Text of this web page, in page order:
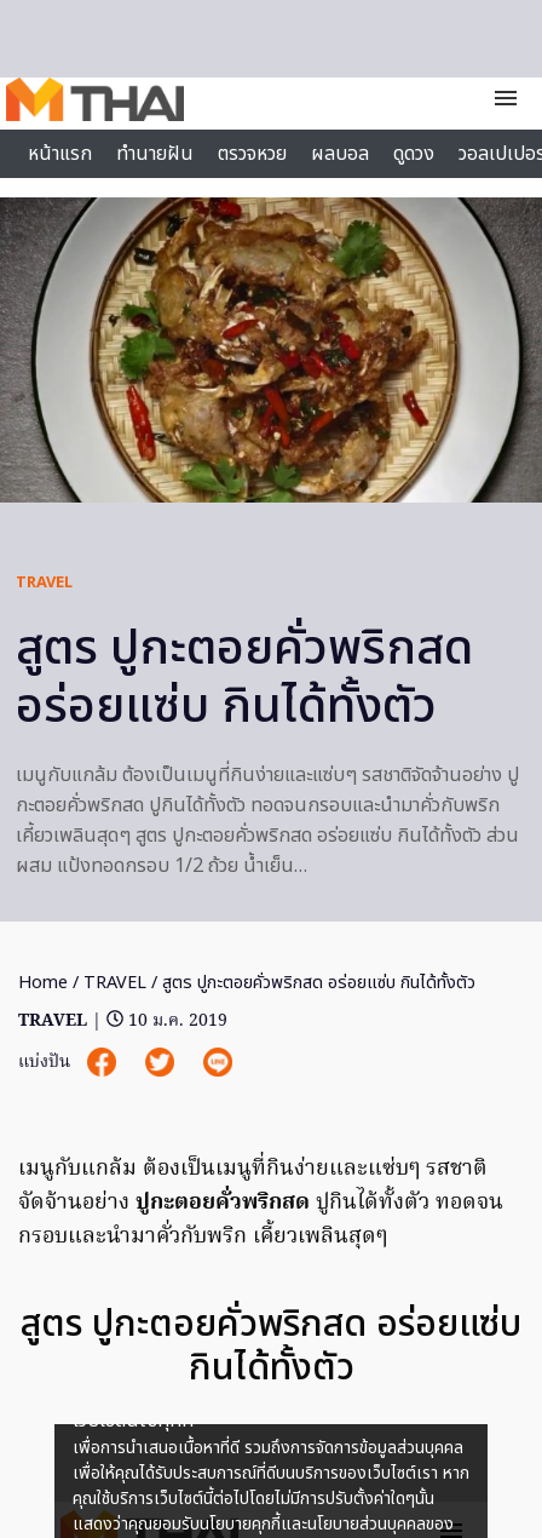
menu
หน้าแรก
ทำนายฝัน ตรวจหวย ผลบอล ดูดวง
วอลเปเป
ไลฟ์สไตล์
TRAVEL
สูตร ปูกะตอยคั่วพริกสด
อร่อยแซ่บ กินได้ทั้งตัว
เมนูกับแกล้ม ต้องเป็นเมนูที่กินง่ายและแซ่บๆ รสชาติจัดจ้านอย่าง ปู
กะตอยคั่วพริกสด ปูกินได้ทั้งตัว ทอดจนกรอบและนำมาคั่วกับพริก
เคี้ยวเพลินสุดๆ สูตร ปูกะตอยคั่วพริกสด อร่อยแซ่บ กินได้ทั้งตัว ส่วน
ผสม แป้งทอดกรอบ 1/2 ถ้วย น้ำเย็น…
Home / TRAVEL/ สูตร ปูกะตอยคั่วพริกสด อร่อยแซ่บ กินได้ทั้งตัว
TRAVEL |
10 ม.ค. 2019
แบ่งปัน
เมนูกับแกล้ม ต้องเป็นเมนูที่กินง่ายและแซ่บๆ รสชาติ
จัดจ้านอย่าง ปูกะตอยคั่วพริกสด ปูกินได้ทั้งตัว ทอดจน
กรอบและนำมาคั่วกับพริก เคี้ยวเพลินสุดๆ
สูตร ปูกะตอยคั่วพริกสด อร่อยแซ่บ
กินได้ทั้งตัว